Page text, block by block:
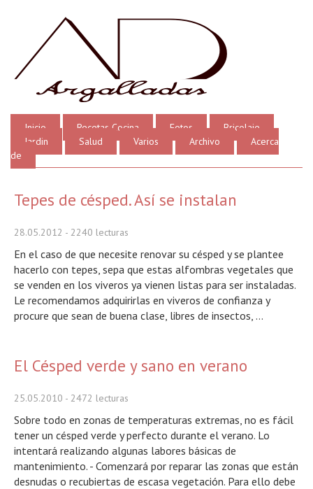
Inicio Recetas Cocina Fotos
Bricolaje
Jardin
Salud Varios Archivo
Acerca
de
Tepes de césped. Así se instalan
28.05.2012 - 2240 lecturas
En el caso de que necesite renovar su césped y se plantee
hacerlo con tepes, sepa que estas alfombras vegetales que
se venden en los viveros ya vienen listas para ser instaladas.
Le recomendamos adquirirlas en viveros de confianza y
procure que sean de buena clase, libres de insectos, ...
El Césped verde y sano en verano
25.05.2010 - 2472 lecturas
Sobre todo en zonas de temperaturas extremas, no es fácil
tener un césped verde y perfecto durante el verano. Lo
intentará realizando algunas labores básicas de
mantenimiento. - Comenzará por reparar las zonas que están
desnudas o recubiertas de escasa vegetación. Para ello debe